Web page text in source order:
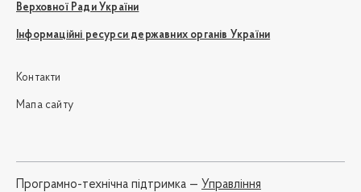
Верховної Ради України
Інформаційні ресурси державних органів України
Контакти
Мапа сайту
Програмно-технічна підтримка — Управління